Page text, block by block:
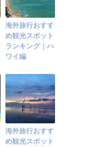
海外旅行おすす
め観光スポット
ランキング｜ハ
ワイ編
海外旅行おすす
め観光スポット